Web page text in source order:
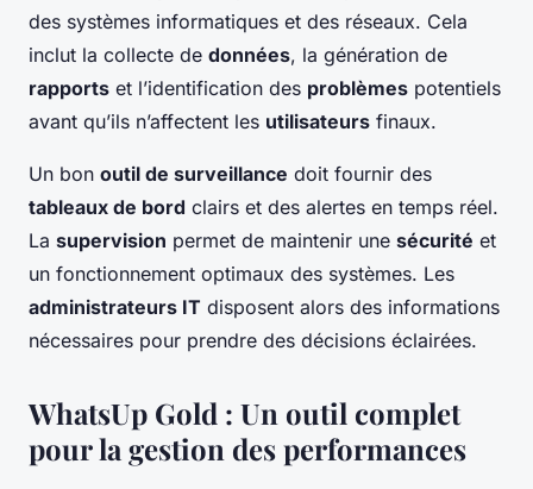
des systèmes informatiques et des réseaux. Cela
inclut la collecte de données, la génération de
rapports et l’identification des problèmes potentiels
avant qu’ils n’affectent les utilisateurs finaux.
Un bon outil de surveillance doit fournir des
tableaux de bord clairs et des alertes en temps réel.
La supervision permet de maintenir une sécurité et
un fonctionnement optimaux des systèmes. Les
administrateurs IT disposent alors des informations
nécessaires pour prendre des décisions éclairées.
WhatsUp Gold : Un outil complet
pour la gestion des performances